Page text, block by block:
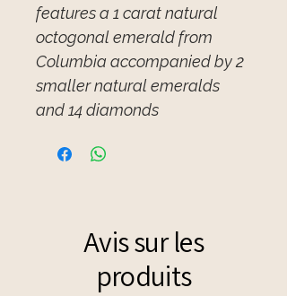
features a 1 carat natural
octogonal emerald from
Columbia accompanied by 2
smaller natural emeralds
and 14 diamonds
Avis sur les
produits